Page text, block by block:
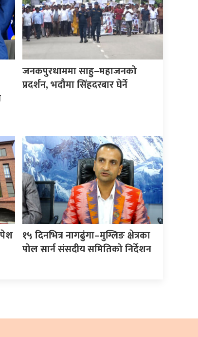
जनकपुरधाममा साहु–महाजनको
प्रदर्शन, भदौमा सिंहदरबार घेर्ने
१५ दिनभित्र नागढुंगा–मुग्लिङ क्षेत्रका
पोल सार्न संसदीय समितिको निर्देशन